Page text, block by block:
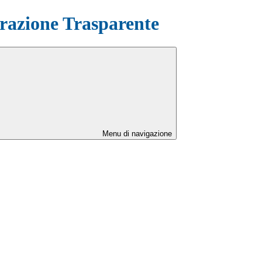
Trasparente
Menu di navigazione